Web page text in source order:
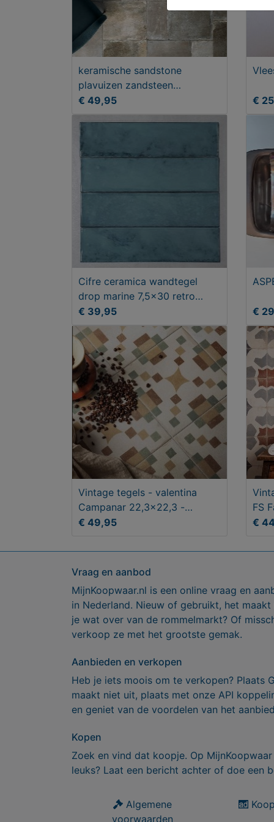
keramische sandstone
plavuizen zandsteen
vloertegels module
€ 49,95 €
Cifre ceramica wandtegel
drop marine 7,5x30 retro
blauw
€ 39,95 €
Vintage tegels - valentina
Campanar 22,3x22,3 -
vloertegels
€ 49,95
FS
€
Vraag en aanbod
MijnKoopwaar.nl is een online vraag en
in Nederland. Nieuw of gebruikt, het
je wat over van de rommelmarkt? Of
verkoop ze met het grootste gemak.
Aanbieden en verkopen
Heb je iets moois om te verkopen? Plaats
maakt niet uit, plaats met onze API
en geniet van de voordelen van het
Kopen
Zoek en vind dat koopje. Op
leuks? Laat een bericht achter of doe een
Algemene
voorwaarden